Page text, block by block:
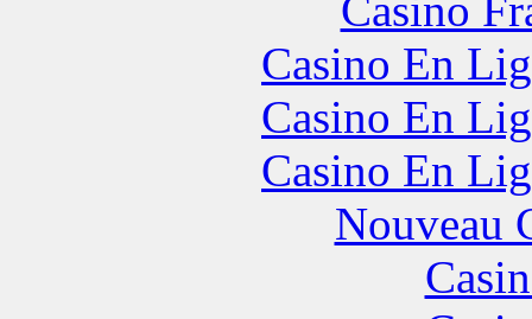
Casino En
Casino En
Casino En
Nouveau